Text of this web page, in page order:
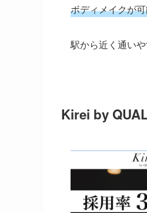
ボディメイクが
駅から近く通い
Kirei by